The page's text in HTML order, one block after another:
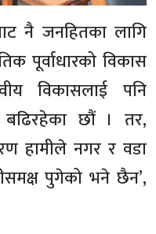
नै जनहितका लागि
पूर्वाधारको विकास
विकासलाई पनि
बढिरहेका छौं । तर,
हामीले नगर र वडा
पुगेको भने छैन’,